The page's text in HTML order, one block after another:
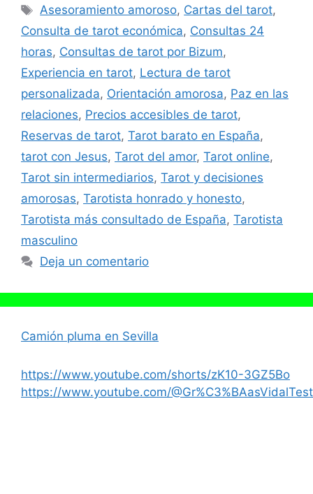
Etiquetas
Asesoramiento amoroso, Cartas del tarot,
Consulta de tarot económica, Consultas 24
horas, Consultas de tarot por Bizum,
Experiencia en tarot, Lectura de tarot
personalizada, Orientación amorosa, Paz en las
relaciones, Precios accesibles de tarot,
Reservas de tarot, Tarot barato en España,
tarot con Jesus, Tarot del amor, Tarot online,
Tarot sin intermediarios, Tarot y decisiones
amorosas, Tarotista honrado y honesto,
Tarotista más consultado de España, Tarotista
masculino
Deja un comentario
Camión pluma en Sevilla
https://www.youtube.com/shorts/zK10-3GZ5Bo
https://www.youtube.com/